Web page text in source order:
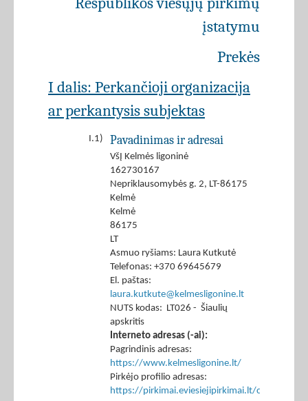
įstatymu
Prekės
I dalis: Perkančioji organizacija
ar perkantysis subjektas
I.1) Pavadinimas ir adresai
VšĮ Kelmės ligoninė
162730167
Nepriklausomybės g. 2, LT-86175
Kelmė
Kelmė
86175
LT
Asmuo ryšiams: Laura Kutkutė
Telefonas: +370 69645679
El. paštas:
laura.kutkute@kelmesligonine.lt
NUTS kodas: LT026 - Šiaulių
apskritis
Interneto adresas (-ai):
Pagrindinis adresas:
https://www.kelmesligonine.lt/
Pirkėjo profilio adresas:
https://pirkimai.eviesiejipirkimai.lt/ctm/